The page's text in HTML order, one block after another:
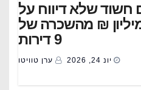
חשוד שלא דיווח על
של כ-3.4 מיליון ₪ מהשכרה של
9 דירות
יונ 24, 2026 ערן טוויטו